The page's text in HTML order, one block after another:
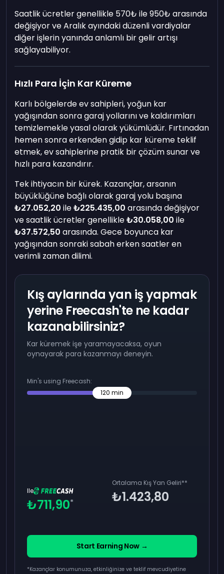
Saatlik ücretler genellikle 570₺ ile950₺ arasında
değişiyor ve Aralık ayındaki düzenli vardiyalar
diğer işlerin yanında anlamlı bir gelir artışı
sağlayabiliyor.
Hızlı Para İçin Kar Küreme
Karlı bölgelerde ev sahipleri, yoğun kar
yağışından sonra garaj yollarını ve kaldırımları
temizlemekle yasal olarak yükümlüdür. Fırtınadan
hemen sonra erkenden gidip kar küreme teklif
etmek, ev sahiplerine pratik bir çözüm sunar ve
hızlı para kazandırır.
Tek ihtiyacın bir kürek. Kazançlar, arsanın
büyüklüğüne bağlı olarak garaj yolu başına
₺27.052,20 ile₺225.435,00 arasında değişiyor
ve saatlik ücretler genellikle₺30.058,00 ile
₺37.572,50 arasında. Gece boyunca kar
yağışından sonraki sabah erken saatler en
verimli zaman dilimi.
Kış aylarında yan iş yapmak
yerine Freecash'te ne kadar
kazanabilirsiniz?
Kar küremek işe yaramayacaksa, oyun
oynayarak para kazanmayı deneyin.
Min's using Freecash:
120 min
Ile
₺711,90*
Ortalama Kış Yan Geliri**
₺1.423,80
Start Earning Now →
*Kazançlar konumunuza, etkinliğinize ve teklif mevcudiyetine